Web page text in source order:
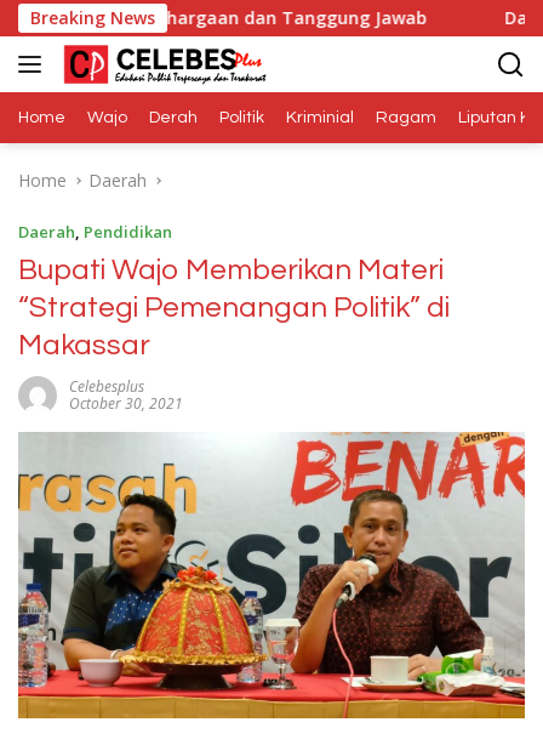
Skip
to
content
Breaking Newsdan Tanggung Jawab Dana Media Belum
Home Wajo Derah Politik Kriminial Ragam Liputan
Home Daerah
Daerah, Pendidikan
Bupati Wajo Memberikan Materi
“Strategi Pemenangan Politik” di
Makassar
Celebesplus
October 30, 2021